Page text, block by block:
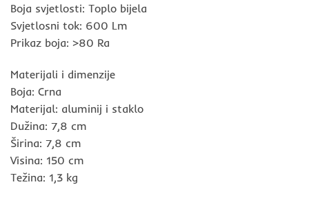
Boja svjetlosti: Toplo bijela
Svjetlosni tok: 600 Lm
Prikaz boja: >80 Ra
Materijali i dimenzije
Boja: Crna
Materijal: aluminij i staklo
Dužina: 7,8 cm
Širina: 7,8 cm
Visina: 150 cm
Težina: 1,3 kg